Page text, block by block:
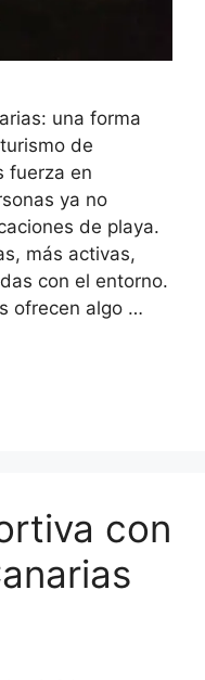
una forma
de
fuerza en
ya no
de playa.
más activas,
con el entorno.
ofrecen algo …
con